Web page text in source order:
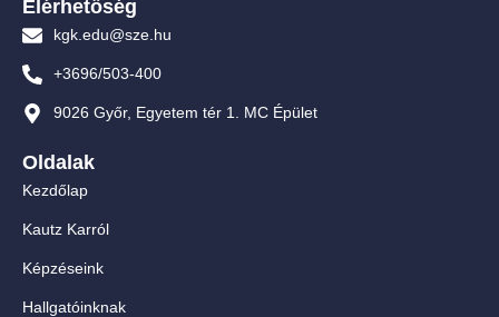
Elérhetőség
kgk.edu@sze.hu
+3696/503-400
9026 Győr, Egyetem tér 1. MC Épület
Oldalak
Kezdőlap
Kautz Karról
Képzéseink
Hallgatóinknak